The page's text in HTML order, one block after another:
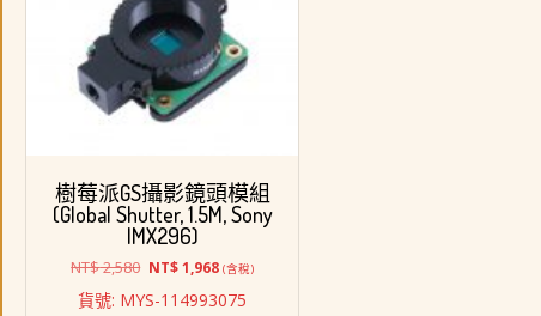
樹莓派GS攝影鏡頭模組
(Global Shutter, 1.5M, Sony
IMX296)
NT$2,580 原
價
NT$1,968目
價
(含稅)
貨號: MYS-114993075